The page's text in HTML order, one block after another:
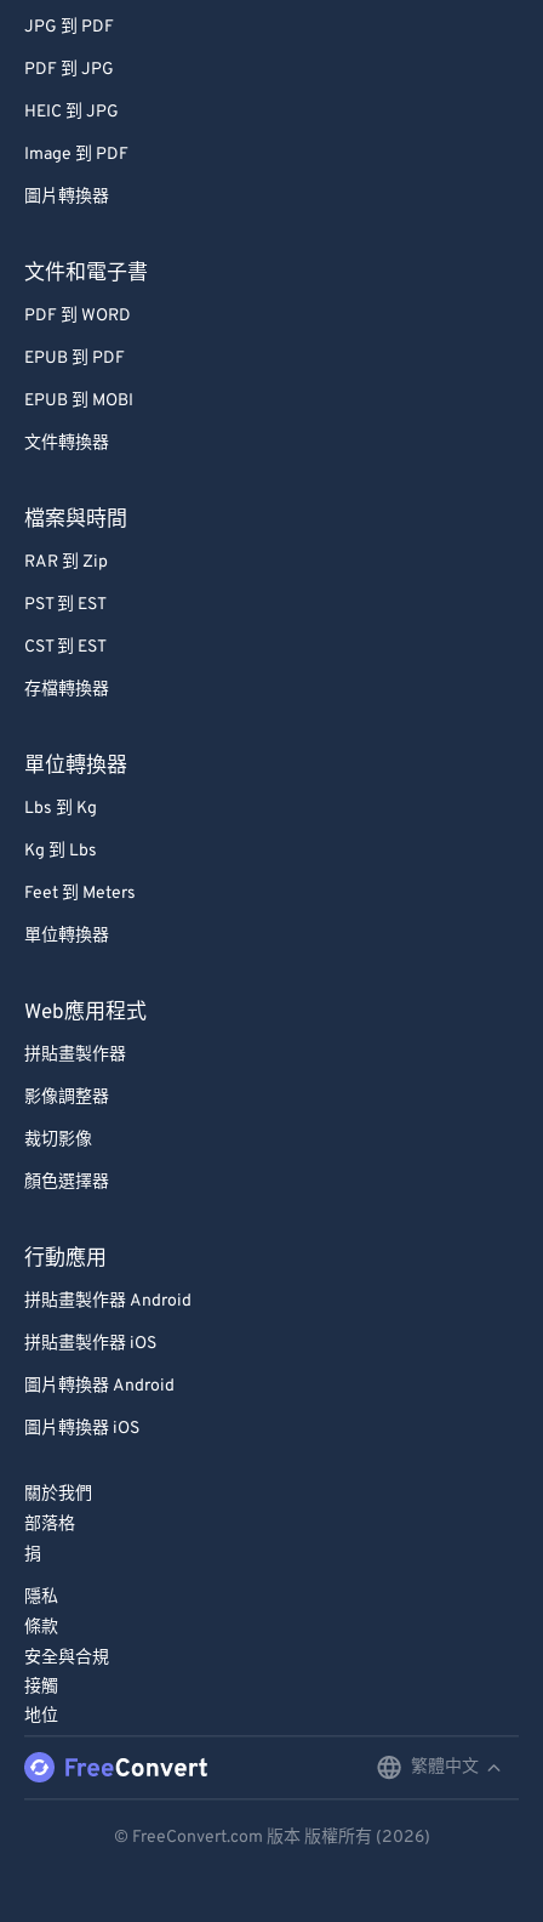
JPG 到 PDF
PDF 到 JPG
HEIC 到 JPG
Image 到 PDF
圖片轉換器
文件和電子書
PDF 到 WORD
EPUB 到 PDF
EPUB 到 MOBI
文件轉換器
檔案與時間
RAR 到 Zip
PST 到 EST
CST 到 EST
存檔轉換器
單位轉換器
Lbs 到 Kg
Kg 到 Lbs
Feet 到 Meters
單位轉換器
Web應用程式
拼貼畫製作器
影像調整器
裁切影像
顏色選擇器
行動應用
拼貼畫製作器 Android
拼貼畫製作器 iOS
圖片轉換器 Android
圖片轉換器 iOS
關於我們
部落格
捐
隱私
條款
安全與合規
接觸
地位
繁體中文
© FreeConvert.com 版本 版權所有 (2026)